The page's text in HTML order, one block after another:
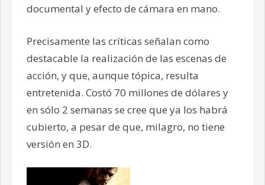
documental y efecto de cámara en mano.
Precisamente las críticas señalan como
destacable la realización de las escenas de
acción, y que, aunque tópica, resulta
entretenida. Costó 70 millones de dólares y
en sólo 2 semanas se cree que ya los habrá
cubierto, a pesar de que, milagro, no tiene
versión en 3D.